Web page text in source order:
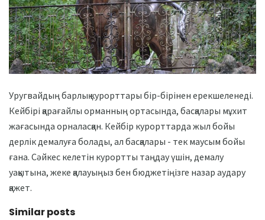
Уругвайдың барлық курорттары бір-бірінен ерекшеленеді.
Кейбірі қарағайлы орманның ортасында, басқалары мұхит
жағасында орналасқан. Кейбір курорттарда жыл бойы
дерлік демалуға болады, ал басқалары - тек маусым бойы
ғана. Сәйкес келетін курортты таңдау үшін, демалу
уақытына, жеке қалауыңыз бен бюджетіңізге назар аудару
қажет.
Similar posts